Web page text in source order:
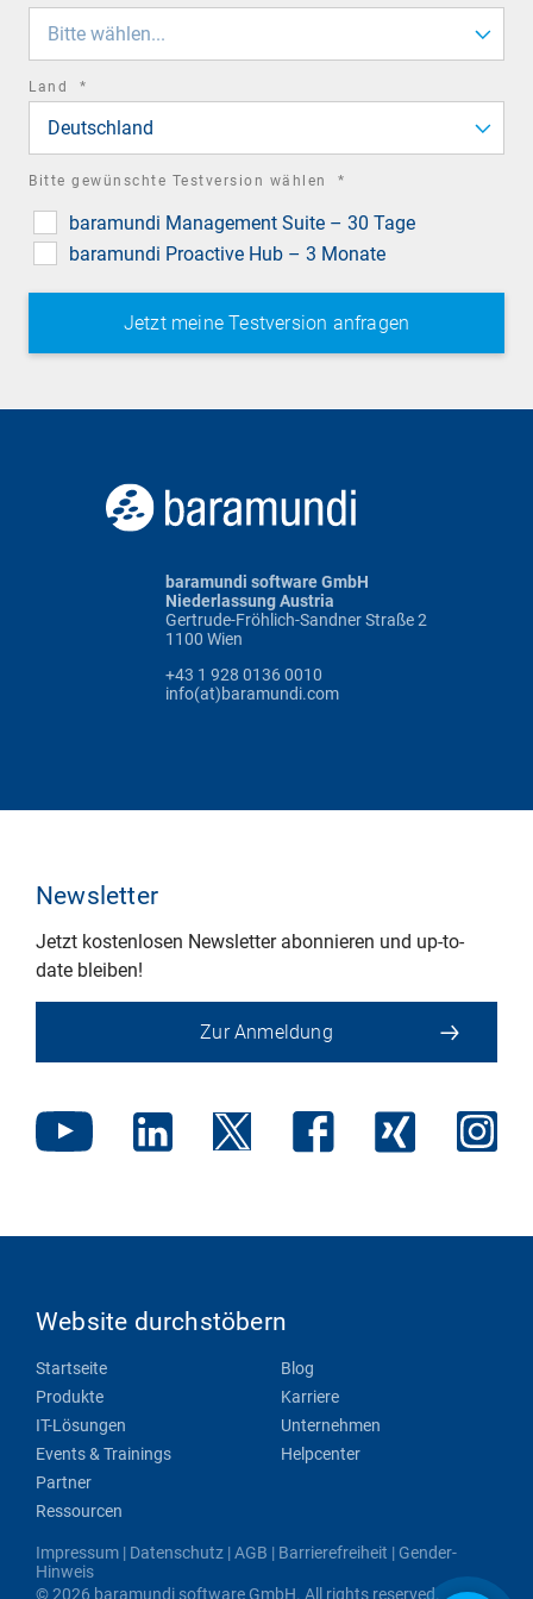
Bitte wählen...
Land *
Deutschland
Bitte gewünschte Testversion wählen *
baramundi Management Suite – 30 Tage
baramundi Proactive Hub – 3 Monate
baramundi software GmbH
Niederlassung Austria
Gertrude-Fröhlich-Sandner Straße 2
1100 Wien
+43 1 928 0136 0010
info(at)baramundi.com
Newsletter
Jetzt kostenlosen Newsletter abonnieren und up-to-
date bleiben!
Zur Anmeldung
Website durchstöbern
Startseite
Produkte
IT-Lösungen
Events & Trainings
Partner
Ressourcen
Blog
Karriere
Unternehmen
Helpcenter
Impressum | Datenschutz |AGB | Barrierefreiheit | Gender-
Hinweis
© 2026 baramundi software GmbH. All rights reserved.